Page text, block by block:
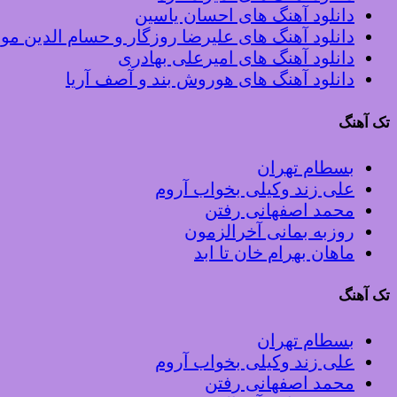
دانلود آهنگ های احسان یاسین
دانلود آهنگ های علیرضا روزگار و حسام الدین
دانلود آهنگ های امیرعلی بهادری
دانلود آهنگ های هوروش بند و آصف آریا
تک آهنگ
بسطام تهران
علی زند وکیلی بخواب آروم
محمد اصفهانی رفتن
روزبه بمانی آخرالزمون
ماهان بهرام خان تا ابد
تک آهنگ
بسطام تهران
علی زند وکیلی بخواب آروم
محمد اصفهانی رفتن